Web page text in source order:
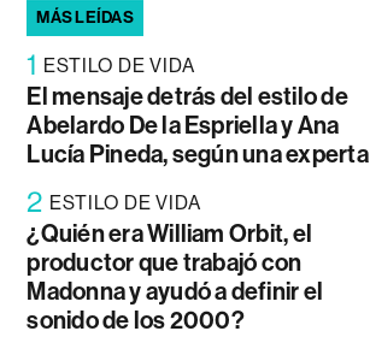
MÁS LEÍDAS
1 ESTILO DE VIDA
El mensaje detrás del estilo de
Abelardo De la Espriella y Ana
Lucía Pineda, según una experta
2 ESTILO DE VIDA
¿Quién era William Orbit, el
productor que trabajó con
Madonna y ayudó a definir el
sonido de los 2000?